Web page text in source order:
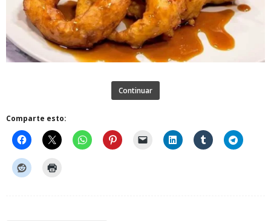
Continuar
Comparte esto: